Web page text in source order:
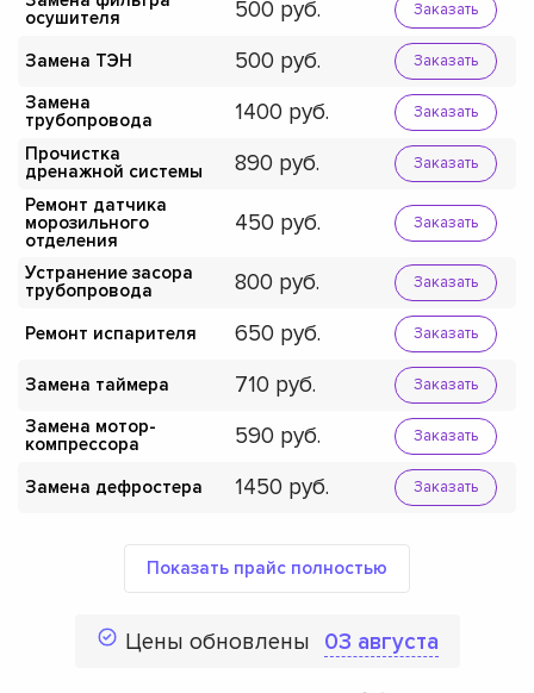
осушителя
500 Заказать
Замена ТЭН 500 Заказать
Замена
трубопровода
1400 Заказать
Прочистка
дренажной системы
890 Заказать
Ремонт датчика
морозильного
отделения
450 Заказать
Устранение засора
трубопровода
800 Заказать
Ремонт испарителя 650 Заказать
Замена таймера 710 Заказать
Замена мотор-
компрессора
590 Заказать
Замена дефростера 1450 Заказать
Показать прайс полностью
Цены обновлены 03 августа